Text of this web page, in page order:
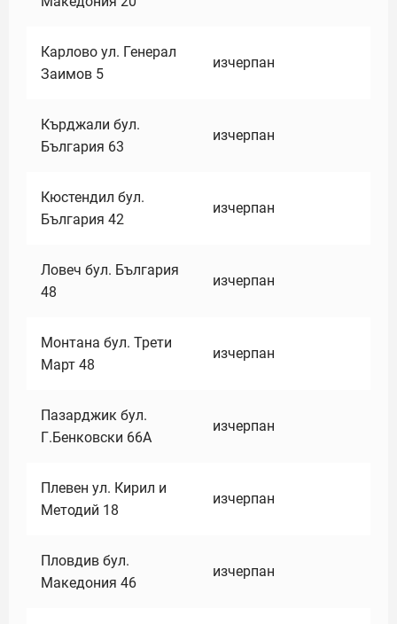
Карлово ул. Генерал
Заимов 5
изчерпан
Кърджали бул.
България 63
изчерпан
Кюстендил бул.
България 42
изчерпан
Ловеч бул. България
48
изчерпан
Монтана бул. Трети
Март 48
изчерпан
Пазарджик бул.
Г.Бенковски 66А
изчерпан
Плевен ул. Кирил и
Методий 18
изчерпан
Пловдив бул.
Македония 46
изчерпан